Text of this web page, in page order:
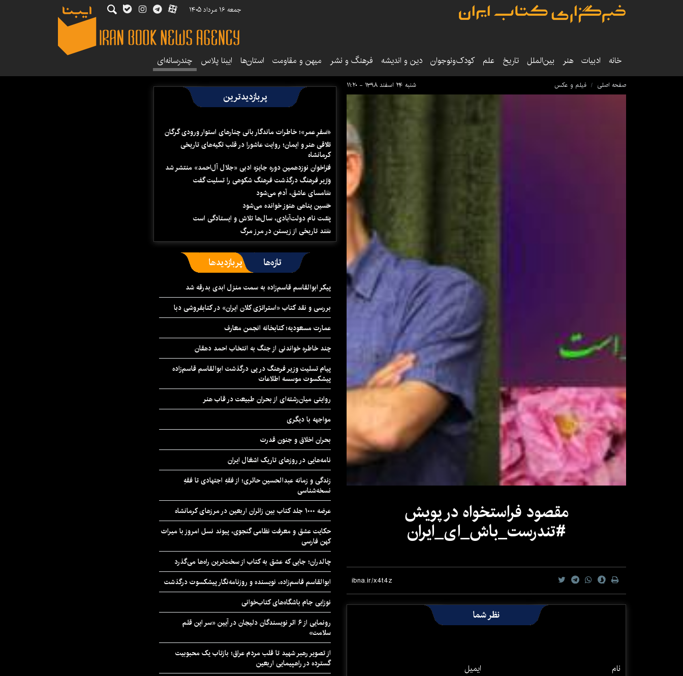
جمعه ۱۶ مرداد ۱۴۰۵
خانه ادبیات هنر بین‌الملل تاریخ‌ علم کودک‌ونوجوان دین و اندیشه فرهنگ و نشر میهن و مقاومت استان‌ها ایبنا پلاس چندرسانه‌ای
صفحه اصلی فیلم و عکس شنبه ۲۴ اسفند ۱۳۹۸ - ۱۱:۲۰
مقصود فراستخواه در پویش
#تندرست_باش_ای_ایران
نظر شما
نام ایمیل
پربازدیدترین
«سفرِ عمر»؛ خاطرات ماندگار بانی چنارهای استوار ورودی گرگان
تلاقی هنر و ایمان؛ روایت عاشورا در قلب تکیه‌های تاریخی
کرمانشاه
فراخوان نوزدهمین دوره جایزه ادبی «جلال آل‌احمد» منتشر شد
وزیر فرهنگ درگذشت فرهنگ شکوهی را تسلیت گفت
سامسای عاشق، آدم می‌شود
حسین پناهی هنوز خوانده می‌شود
پشت نام دولت‌آبادی، سال‌ها تلاش و ایستادگی است
سند تاریخی از زیستن در مرز مرگ
تازه‌ها پربازدیدها
پیکر ابوالقاسم قاسم‌زاده به سمت منزل ابدی بدرقه شد
بررسی و نقد کتاب «استراتژی کلان ایران» در کتابفروشی دبا
عمارت مسعودیه؛ کتابخانه انجمن معارف
چند خاطره خواندنی از جنگ به انتخاب احمد دهقان
پیام تسلیت وزیر فرهنگ در پی درگذشت ابوالقاسم قاسم‌زاده
پیشکسوت موسسه اطلاعات
روایتی میان‌رشته‌ای از بحران طبیعت در قاب هنر
مواجهه با دیگری
بحران اخلاق و جنون قدرت
نامه‌هایی در روزهای تاریک اشغال ایران
زندگی و زمانه عبدالحسین حائری؛ از فقهِ اجتهادی تا فقهِ
نسخه‌شناسی
عرضه ۱۰۰۰ جلد کتاب بین زائران اربعین در مرزهای کرمانشاه
حکایت عشق و معرفت نظامی گنجوی، پیوند نسل امروز با میراث
کهن فارسی
چالدران؛ جایی که عشق به کتاب از سخت‌ترین راه‌ها می‌گذرد
ابوالقاسم قاسم‌زاده، نویسنده و روزنامه‌نگار پیشکسوت درگذشت
نوزایی جام باشگاه‌های کتاب‌خوانی
رونمایی از ۶ اثر نویسندگان دلیجان در آیین «سر این قلم
سلامت»
از تصویر رهبر شهید تا قلب مردم عراق؛ بازتاب یک محبوبیت
گسترده در راهپیمایی اربعین